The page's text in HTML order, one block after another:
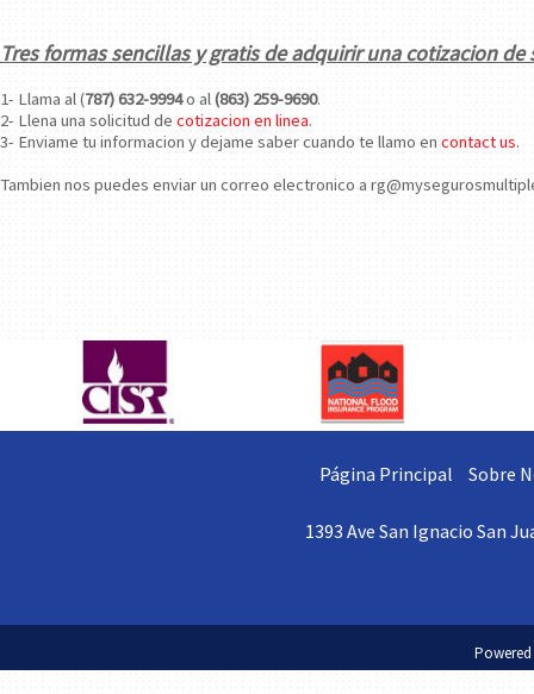
Tres formas sencillas y gratis de adquirir una cotizacion de
1- Llama al (787) 632-9994o al(863) 259-9690.
2- Llena una solicitud de cotizacion en linea.
3- Enviame tu informacion y dejame saber cuando te llamo en contact us.
Tambien nos puedes enviar un correo electronico a
Página Principal Sobre
1393 Ave San Ignacio San